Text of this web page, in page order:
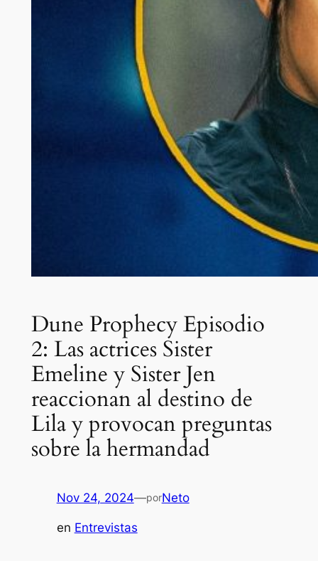
Dune Prophecy Episodio
2: Las actrices Sister
Emeline y Sister Jen
reaccionan al destino de
Lila y provocan preguntas
sobre la hermandad
Nov 24, 2024—porNeto
en Entrevistas